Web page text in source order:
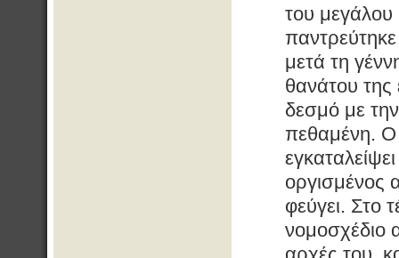
του
μετά τη
θανάτου
δεσμό με
πεθαμένη. Ο
οργισμένος
φεύγει. Στο
νομοσχέδιο